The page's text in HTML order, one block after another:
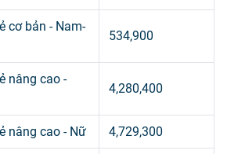
cơ bản - Nam-
534,900
nâng cao -
4,280,400
nâng cao - Nữ 4,729,300